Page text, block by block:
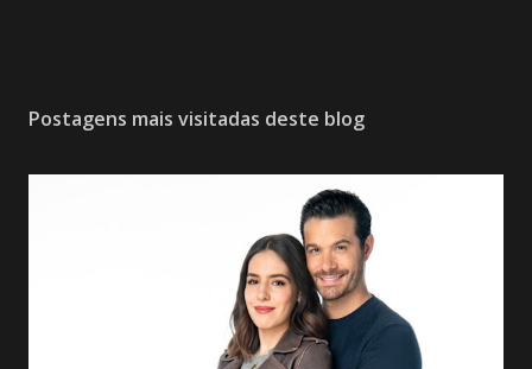
Postagens mais visitadas deste blog